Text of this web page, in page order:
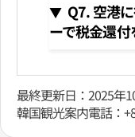
Q7. 空港
ーで税金還
最終更新日：2025年
韓国観光案内電話：